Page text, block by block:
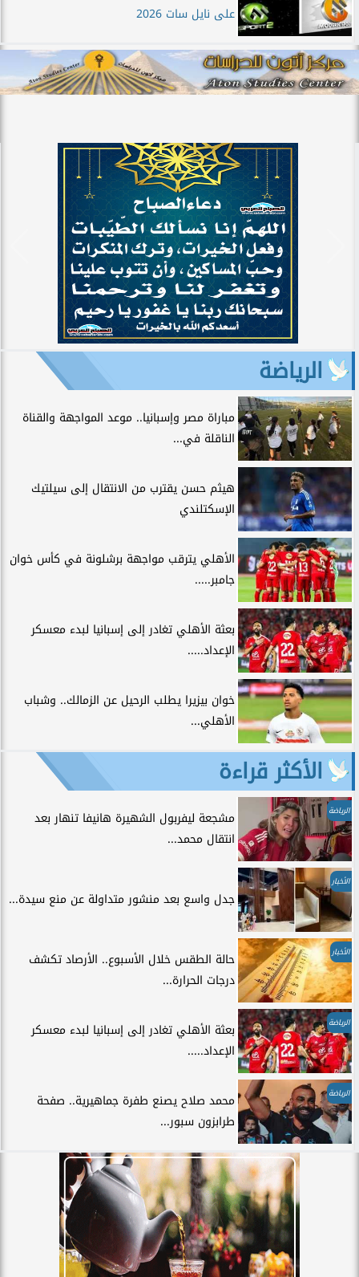
على نايل سات 2026
الرياضة
مباراة مصر وإسبانيا.. موعد المواجهة والقناة
الناقلة في...
هيثم حسن يقترب من الانتقال إلى سيلتيك
الإسكتلندي
الأهلي يترقب مواجهة برشلونة في كأس خوان
جامبر.....
بعثة الأهلي تغادر إلى إسبانيا لبدء معسكر
الإعداد.....
خوان بيزيرا يطلب الرحيل عن الزمالك.. وشباب
الأهلي...
الأكثر قراءة
الرياضة
مشجعة ليفربول الشهيرة هانيفا تنهار بعد
انتقال محمد...
الأخبار
جدل واسع بعد منشور متداولة عن منع سيدة...
الأخبار
حالة الطقس خلال الأسبوع.. الأرصاد تكشف
درجات الحرارة...
الرياضة
بعثة الأهلي تغادر إلى إسبانيا لبدء معسكر
الإعداد.....
الرياضة
محمد صلاح يصنع طفرة جماهيرية.. صفحة
طرابزون سبور...